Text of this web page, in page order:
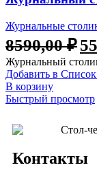
Журнальные
8590,00₽
Журнальный
Добавить в
В корзину
Быстрый просмотр
Контакты